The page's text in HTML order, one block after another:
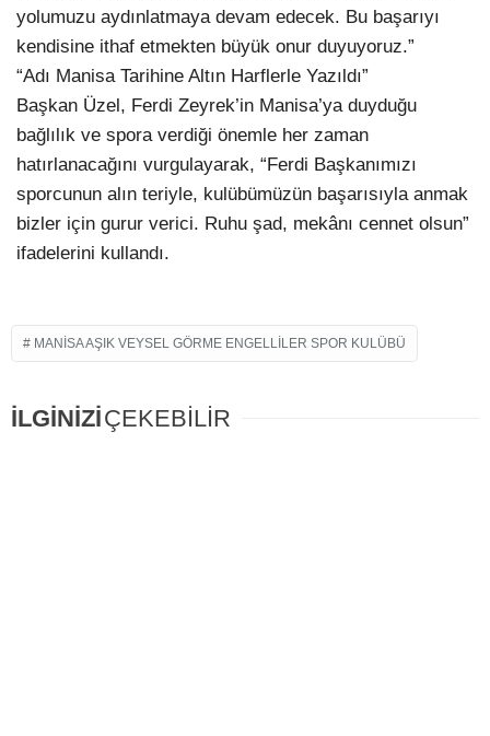
yolumuzu aydınlatmaya devam edecek. Bu başarıyı
kendisine ithaf etmekten büyük onur duyuyoruz.”
“Adı Manisa Tarihine Altın Harflerle Yazıldı”
Başkan Üzel, Ferdi Zeyrek’in Manisa’ya duyduğu
bağlılık ve spora verdiği önemle her zaman
hatırlanacağını vurgulayarak, “Ferdi Başkanımızı
sporcunun alın teriyle, kulübümüzün başarısıyla anmak
bizler için gurur verici. Ruhu şad, mekânı cennet olsun”
ifadelerini kullandı.
MANISA AŞIK VEYSEL GÖRME ENGELLILER SPOR KULÜBÜ
İLGİNİZİÇEKEBİLİR